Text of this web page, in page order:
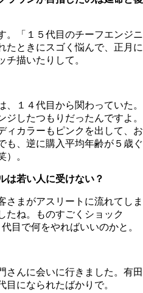
「１５代目のチーフエンジニ
たときにスゴく悩んで、正月に
チ描いたりして。
１４代目から関わっていた。
したつもりだったんですよ。
ィカラーもピンクを出して、お
も、逆に購入平均年齢が５歳ぐ
）。
若い人に受けない？
まがアスリートに流れてしま
たね。ものすごくショック
目で何をやればいいのかと。
んに会いに行きました。有田
になられたばかりで。